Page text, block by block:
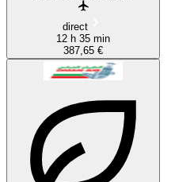
direct
12 h 35 min
387,65 €